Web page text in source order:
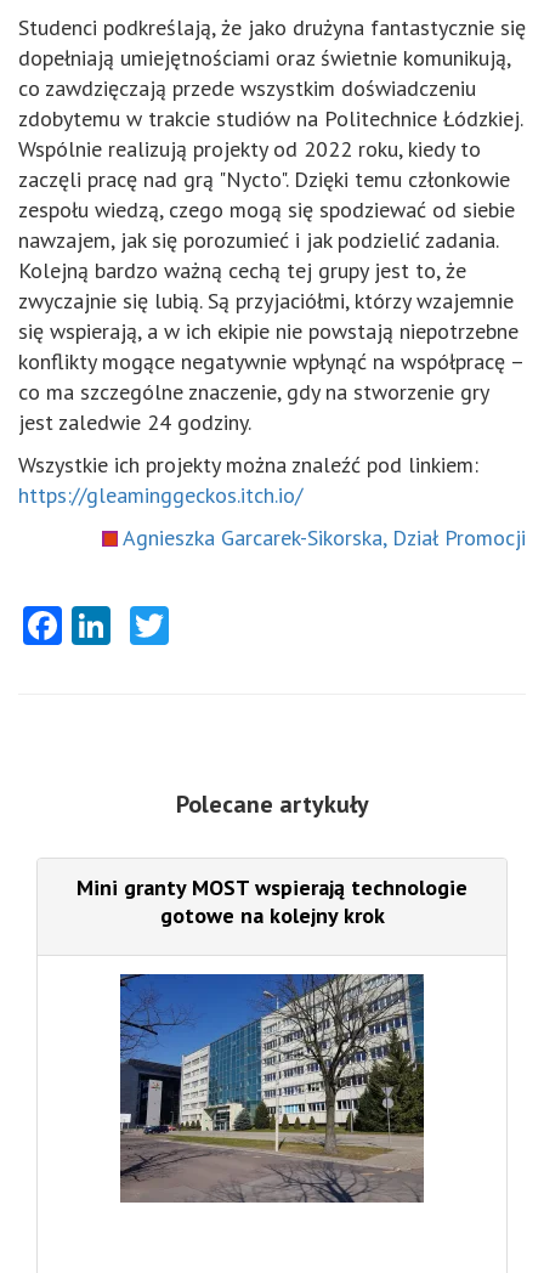
Studenci podkreślają, że jako drużyna fantastycznie się
dopełniają umiejętnościami oraz świetnie komunikują,
co zawdzięczają przede wszystkim doświadczeniu
zdobytemu w trakcie studiów na Politechnice Łódzkiej.
Wspólnie realizują projekty od 2022 roku, kiedy to
zaczęli pracę nad grą "Nycto". Dzięki temu członkowie
zespołu wiedzą, czego mogą się spodziewać od siebie
nawzajem, jak się porozumieć i jak podzielić zadania.
Kolejną bardzo ważną cechą tej grupy jest to, że
zwyczajnie się lubią. Są przyjaciółmi, którzy wzajemnie
się wspierają, a w ich ekipie nie powstają niepotrzebne
konflikty mogące negatywnie wpłynąć na współpracę –
co ma szczególne znaczenie, gdy na stworzenie gry
jest zaledwie 24 godziny.
Wszystkie ich projekty można znaleźć pod linkiem:
https://gleaminggeckos.itch.io/
Agnieszka Garcarek-Sikorska, Dział Promocji
Facebook
LinkedIn
Polecane artykuły
Mini granty MOST wspierają technologie
gotowe na kolejny krok